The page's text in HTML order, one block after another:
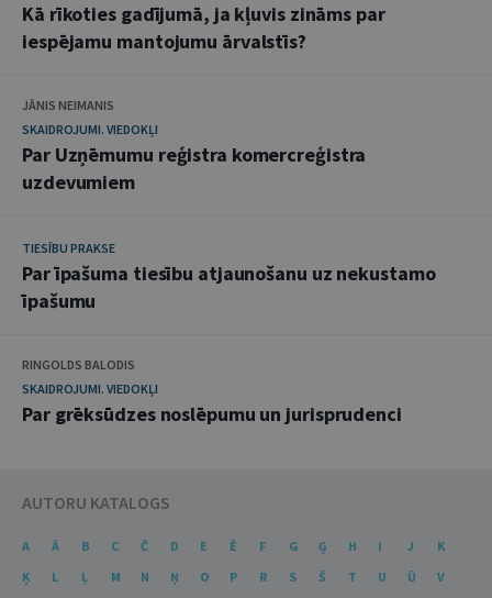
Kā rīkoties gadījumā, ja kļuvis zināms par
iespējamu mantojumu ārvalstīs?
JĀNIS NEIMANIS
SKAIDROJUMI. VIEDOKĻI
Par Uzņēmumu reģistra komercreģistra
uzdevumiem
TIESĪBU PRAKSE
Par īpašuma tiesību atjaunošanu uz nekustamo
īpašumu
RINGOLDS BALODIS
SKAIDROJUMI. VIEDOKĻI
Par grēksūdzes noslēpumu un jurisprudenci
AUTORU KATALOGS
A Ā B C Č D E Ē F G Ģ H I J
K
Ķ
L Ļ M N Ņ O P R S Š T U Ū
V